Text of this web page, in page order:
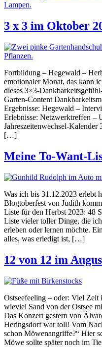
3 x 3 im Oktober
Fortbildung – Hegewald –
emotionaler Monat, das kann
dieses 3×3-
Garten-Content
Ergebnisse: Hegewald –
Erlebnisse: Netzwerktreffen –
Jahreszeitenwechsel-
[…]
Meine To-Want-
Was ich bis 31.12.2023 erlebt
Blogtoberfest von Judith
Liste für den Herbst 2023: 48
Liste vieler toller Dinge, die
erleben oder lernen möchte.
alles, was erledigt ist, […]
12 von 12 im
Ostseefeeling – oder: Viel Zeit
wieviel Sand von der Ostsee
Das Konzert gestern von
Heringsdorf war toll! Vom
schon Möwenangriffe?“ Hier
Möwe sollte später noch im